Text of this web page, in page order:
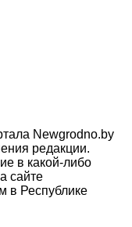
Newgrodno.by
редакции.
в какой-либо
сайте
в Республике